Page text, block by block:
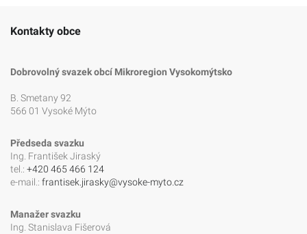
Kontakty obce
Dobrovolný svazek obcí Mikroregion Vysokomýtsko
B. Smetany 92
566 01 Vysoké Mýto
Předseda svazku
Ing. František Jiraský
tel.: +420 465 466 124
e-mail.: frantisek.jirasky@vysoke-myto.cz
Manažer svazku
Ing. Stanislava Fišerová